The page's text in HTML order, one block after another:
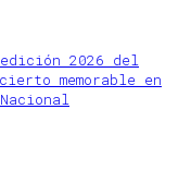
2026 del
memorable en